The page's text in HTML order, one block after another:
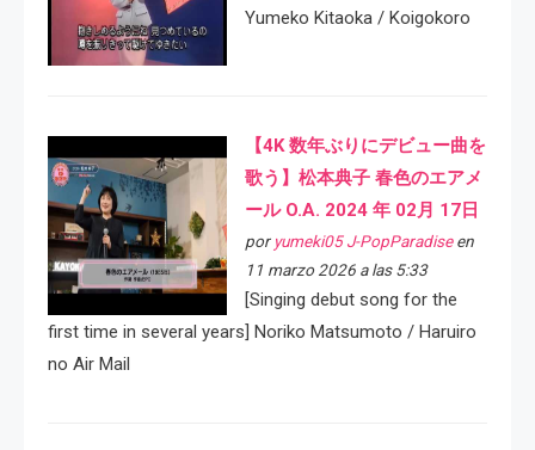
Yumeko Kitaoka / Koigokoro
【4K 数年ぶりにデビュー曲を
歌う】松本典子 春色のエアメ
ール O.A. 2024 年 02月 17日
por yumeki05 J-PopParadiseen
11 marzo 2026 a las 5:33
[Singing debut song for the
first time in several years] Noriko Matsumoto / Haruiro
no Air Mail